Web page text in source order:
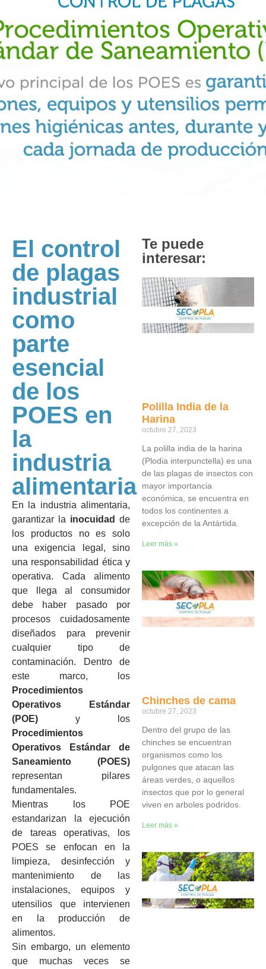
El control
de plagas
industrial
como
parte
esencial
de los
POES en
la
industria
alimentaria
En la industria alimentaria,
garantizar la inocuidad de
los productos no es solo
una exigencia legal, sino
una responsabilidad ética y
operativa. Cada alimento
que llega al consumidor
debe haber pasado por
procesos cuidadosamente
diseñados para prevenir
cualquier tipo de
contaminación. Dentro de
este marco, los
Procedimientos
Operativos Estándar
(POE) y los
Procedimientos
Operativos Estándar de
Saneamiento (POES)
representan pilares
fundamentales.
Mientras los POE
estandarizan la ejecución
de tareas operativas, los
POES se enfocan en la
limpieza, desinfección y
mantenimiento de las
instalaciones, equipos y
utensilios que intervienen
en la producción de
alimentos.
Sin embargo, un elemento
que muchas veces se
Te puede
interesar:
Polilla India de la
Harina
octubre 27, 2023
La polilla india de la harina
(Plodia interpunctella) es una
de las plagas de insectos con
mayor importancia
económica, se encuentra en
todos los continentes a
excepción de la Antártida.
Leer más »
Chinches de cama
octubre 27, 2023
Dentro del grupo de las
chinches se encuentran
organismos como los
pulgones que atacan las
áreas verdes, o aquellos
insectos que por lo general
viven en arboles podridos.
Leer más »